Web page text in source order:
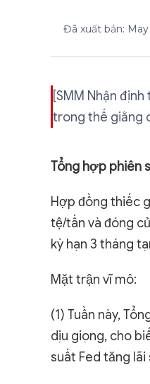
Đã xuất bản:
[SMM Nhận
trong thế giằng
Tổng hợp phiên
Hợp đồng thiếc
tệ/tấn và đóng
kỳ hạn 3 tháng
Mặt trận vĩ mô:
(1) Tuần này,
dịu giọng, cho
suất Fed tăng